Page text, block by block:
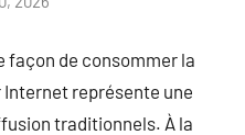
façon de consommer la
représente une
traditionnels. À la